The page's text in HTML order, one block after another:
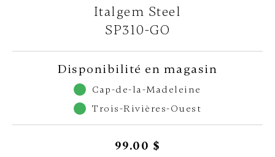
Italgem Steel
SP310-GO
Disponibilité en magasin
Cap-de-la-Madeleine
Trois-Rivières-Ouest
99.00 $